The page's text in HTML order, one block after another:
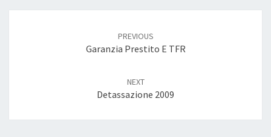
PREVIOUS
Garanzia Prestito E TFR
NEXT
Detassazione 2009